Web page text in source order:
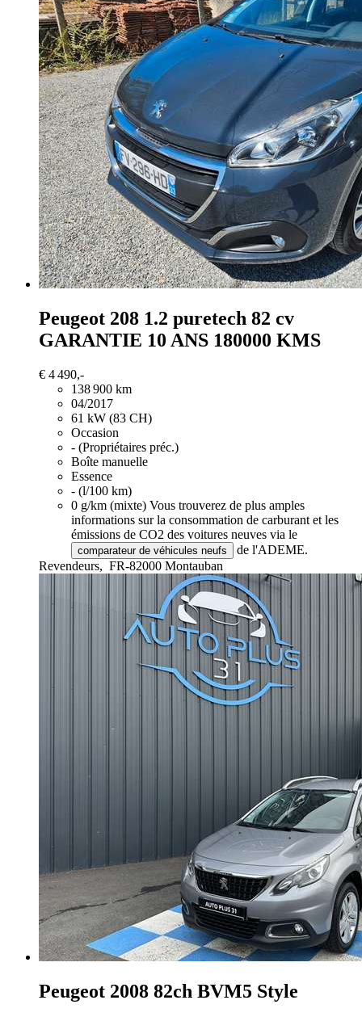
Peugeot 208 1.2 puretech 82 cv
GARANTIE 10 ANS 180000 KMS
€ 4 490,-
138 900 km
04/2017
61 kW (83 CH)
Occasion
- (Propriétaires préc.)
Boîte manuelle
Essence
- (l/100 km)
0 g/km (mixte) Vous trouverez de plus amples
informations sur la consommation de carburant et les
émissions de CO2 des voitures neuves via le
comparateur de véhicules neufs
de l'ADEME.
Revendeurs, FR-82000 Montauban
Peugeot 2008 82ch BVM5 Style